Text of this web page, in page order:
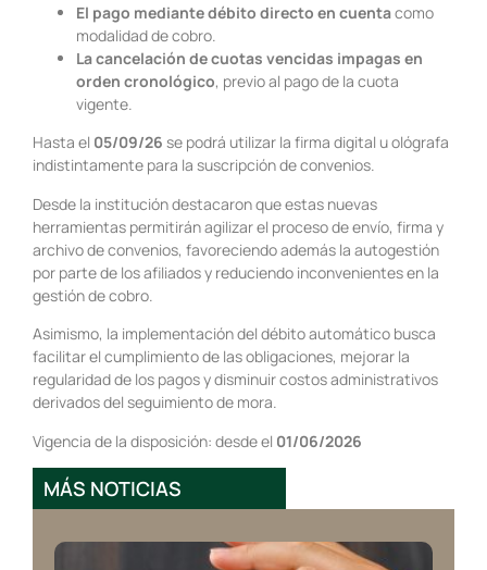
MÁS NOTICIAS
El pago mediante débito directo en cuentacomo
modalidad de cobro.
La cancelación de cuotas vencidas impagas en
orden cronológico, previo al pago de la cuota
vigente.
Hasta el 05/09/26 se podrá utilizar la firma digital u ológrafa
indistintamente para la suscripción de convenios.
Desde la institución destacaron que estas nuevas
herramientas permitirán agilizar el proceso de envío, firma y
archivo de convenios, favoreciendo además la autogestión
por parte de los afiliados y reduciendo inconvenientes en la
gestión de cobro.
Asimismo, la implementación del débito automático busca
facilitar el cumplimiento de las obligaciones, mejorar la
regularidad de los pagos y disminuir costos administrativos
derivados del seguimiento de mora.
Vigencia de la disposición: desde el 01/06/2026